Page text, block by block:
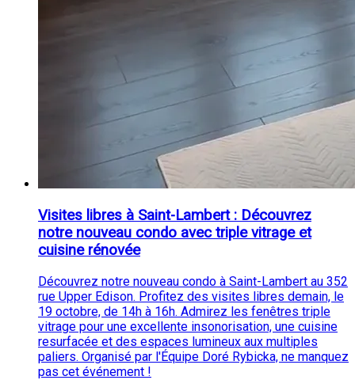
Visites libres à Saint-Lambert : Découvrez
notre nouveau condo avec triple vitrage et
cuisine rénovée
Découvrez notre nouveau condo à Saint-Lambert au 352
rue Upper Edison. Profitez des visites libres demain, le
19 octobre, de 14h à 16h. Admirez les fenêtres triple
vitrage pour une excellente insonorisation, une cuisine
resurfacée et des espaces lumineux aux multiples
paliers. Organisé par l'Équipe Doré Rybicka, ne manquez
pas cet événement !